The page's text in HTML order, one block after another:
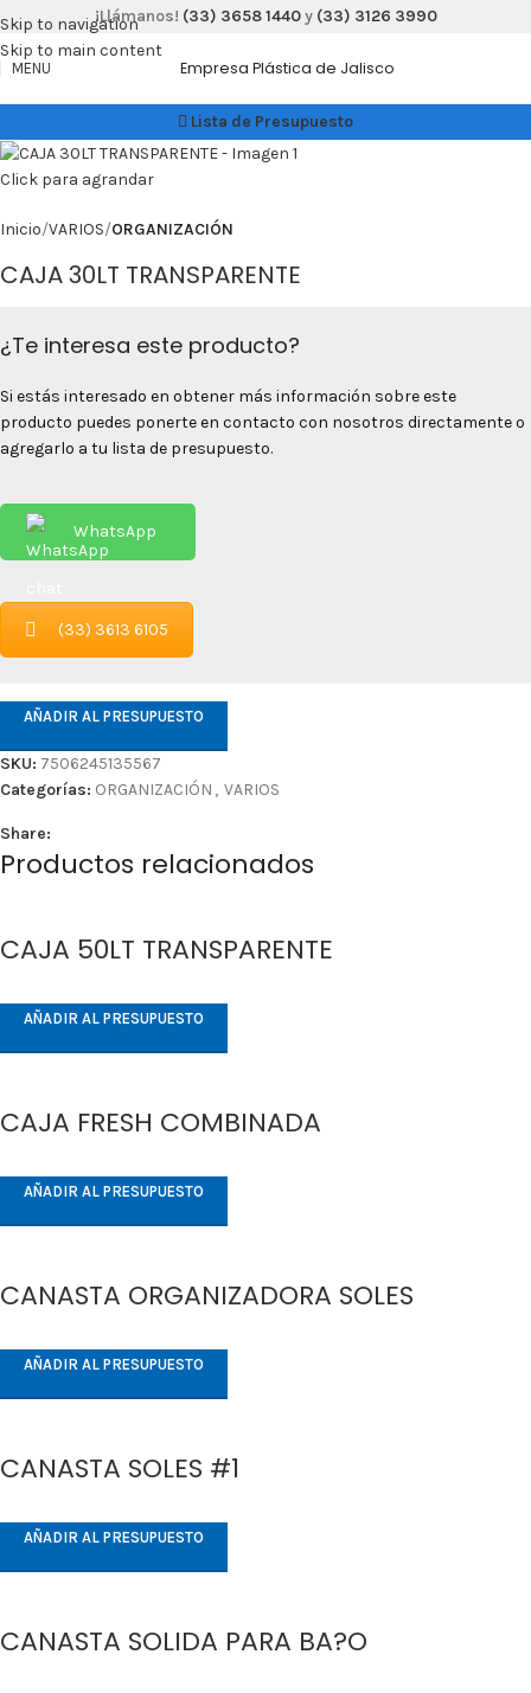
Skip to navigation
Skip to main content
¡Llámanos! (33) 3658 1440y (33) 3126 3990
MENU Empresa Plástica de Jalisco
Lista de Presupuesto
Click para agrandar
Inicio VARIOS ORGANIZACIÓN
CAJA 30LT TRANSPARENTE
¿Te interesa este producto?
Si estás interesado en obtener más información sobre este
producto puedes ponerte en contacto con nosotros directamente o
agregarlo a tu lista de presupuesto.
WhatsApp
(33) 3613 6105
AÑADIR AL PRESUPUESTO
SKU: 7506245135567
Categorías: ORGANIZACIÓN , VARIOS
Share:
Productos relacionados
CAJA 50LT TRANSPARENTE
AÑADIR AL PRESUPUESTO
CAJA FRESH COMBINADA
AÑADIR AL PRESUPUESTO
CANASTA ORGANIZADORA SOLES
AÑADIR AL PRESUPUESTO
CANASTA SOLES #1
AÑADIR AL PRESUPUESTO
CANASTA SOLIDA PARA BA?O